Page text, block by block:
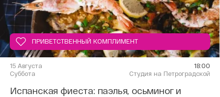
ПРИВЕТСТВЕННЫЙ КОМПЛИМЕНТ
15 Августа
Суббота
18:00
Студия на Петроградской
Испанская фиеста: паэлья, осьминог и